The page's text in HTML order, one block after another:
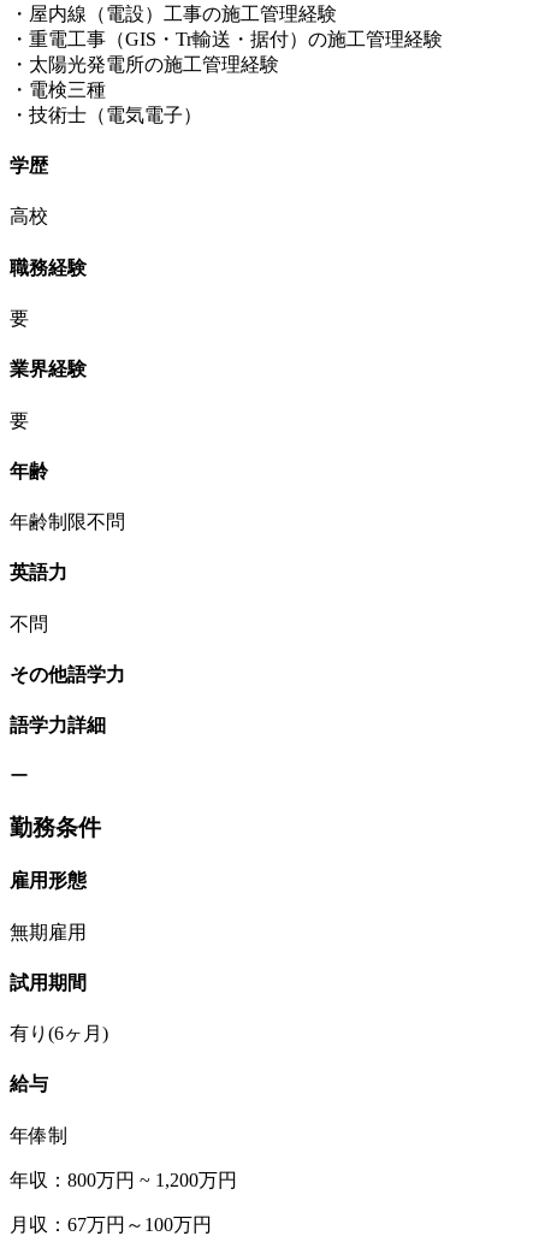
・屋内線（電設）工事の施工管理経験
・重電工事（GIS・Tr輸送・据付）の施工管理経験
・太陽光発電所の施工管理経験
・電検三種
・技術士（電気電子）
学歴
高校
職務経験
要
業界経験
要
年齢
年齢制限不問
英語力
不問
その他語学力
語学力詳細
ー
勤務条件
雇用形態
無期雇用
試用期間
有り(6ヶ月)
給与
年俸制
年収：800万円 ~ 1,200万円
月収：67万円～100万円